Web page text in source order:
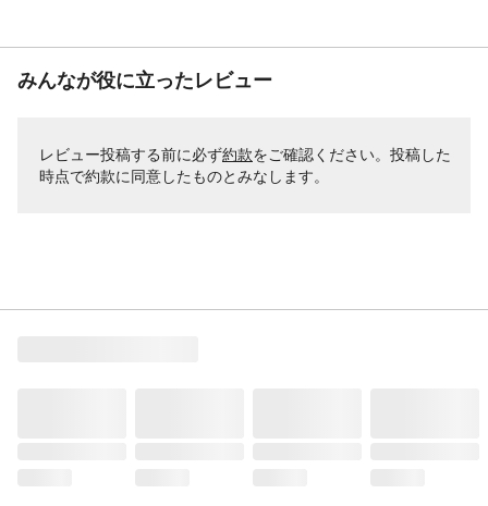
みんなが役に立ったレビュー
レビュー投稿する前に必ず約款をご確認ください。投稿した
時点で約款に同意したものとみなします。